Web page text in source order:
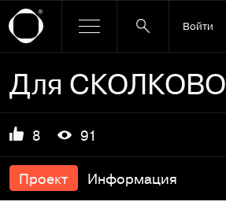
Войти
Для СКОЛКОВО
8 91
Проект Информация